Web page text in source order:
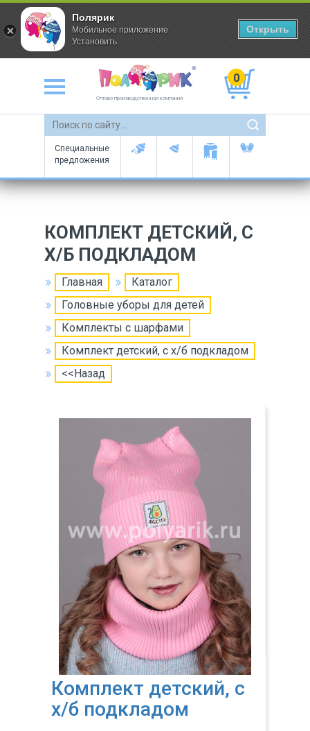
Оптово-производственная компания
0
Специальные
предложения
КОМПЛЕКТ ДЕТСКИЙ, С
Х/Б ПОДКЛАДОМ
Главная
Каталог
Головные уборы для детей
Комплекты с шарфами
Комплект детский, с х/б подкладом
<<Назад
Комплект детский, с
х/б подкладом
Полярик
Мобильное приложение
Установить
Открыть